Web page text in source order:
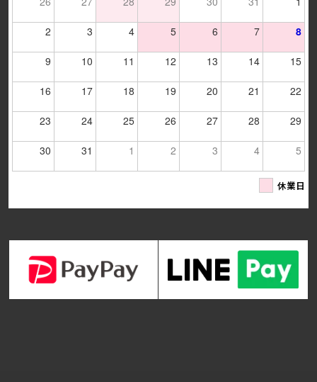
2 3 4 5 6 7 8
9 10 11 12 13 14 15
16 17 18 19 20 21 22
23 24 25 26 27 28 29
30 31 1 2 3 4 5
休業日